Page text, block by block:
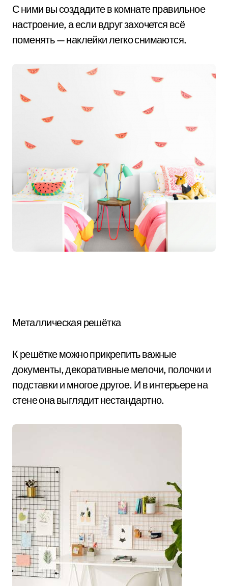
С ними вы создадите в комнате правильное
настроение, а если вдруг захочется всё
поменять — наклейки легко снимаются.
Металлическая решётка
К решётке можно прикрепить важные
документы, декоративные мелочи, полочки и
подставки и многое другое. И в интерьере на
стене она выглядит нестандартно.